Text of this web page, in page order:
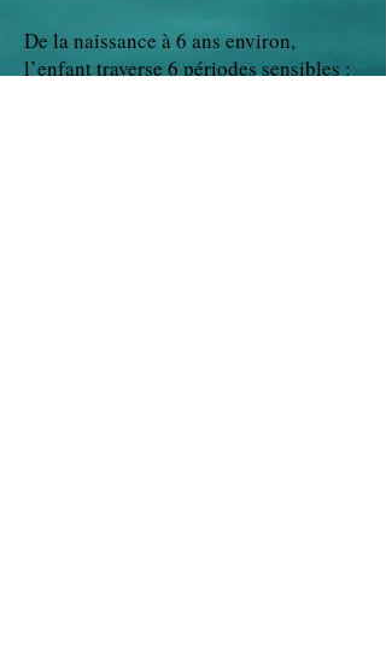
De la naissance à 6 ans environ,
l’enfant traverse 6 périodes sensibles :